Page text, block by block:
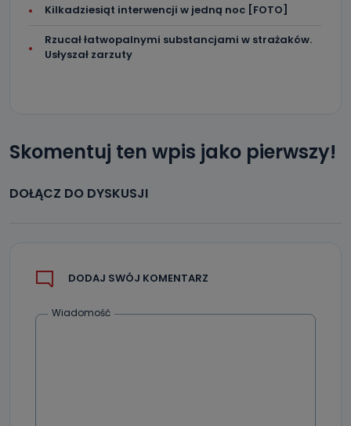
Kilkadziesiąt interwencji w jedną noc [FOTO]
Rzucał łatwopalnymi substancjami w strażaków.
Usłyszał zarzuty
Skomentuj ten wpis jako pierwszy!
DOŁĄCZ DO DYSKUSJI
DODAJ SWÓJ KOMENTARZ
Wiadomość